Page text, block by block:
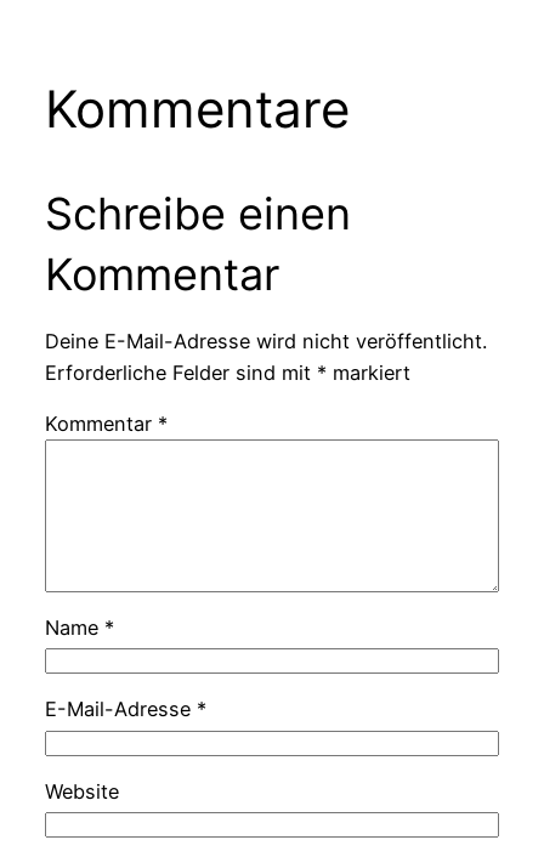
Kommentare
Schreibe einen
Kommentar
Deine E-Mail-Adresse wird nicht veröffentlicht.
Erforderliche Felder sind mit * markiert
Kommentar *
Name *
E-Mail-Adresse *
Website